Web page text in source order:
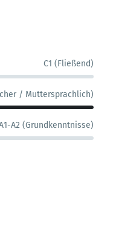
C1 (Fließend)
/ Muttersprachlich)
A2 (Grundkenntnisse)